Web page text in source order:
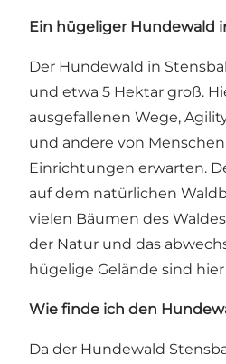
Ein hügeliger Hundewald
Der Hundewald in
und etwa 5 Hektar groß.
ausgefallenen Wege,
und andere von
Einrichtungen erwarten.
auf dem natürlichen
vielen Bäumen des
der Natur und das
hügelige Gelände sind
Wie finde ich den
Da der Hundewald